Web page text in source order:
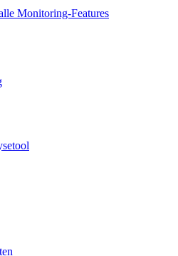
Monitoring-Features